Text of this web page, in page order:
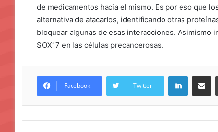
de medicamentos hacia el mismo. Es por eso que
alternativa de atacarlos, identificando otras
bloquear algunas de esas interacciones. Asimismo
SOX17 en las células precancerosas.
Facebook Twitter
LinkedIn